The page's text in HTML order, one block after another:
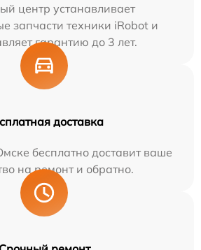
центр устанавливает
запчасти техники iRobot и
гарантию до 3 лет.
доставка
бесплатно доставит ваше
на ремонт и обратно.